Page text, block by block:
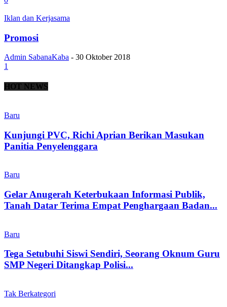
Iklan dan Kerjasama
Promosi
Admin SabanaKaba - 30 Oktober 2018
1
HOT NEWS
Baru
Kunjungi PVC, Richi Aprian Berikan Masukan
Panitia Penyelenggara
Baru
Gelar Anugerah Keterbukaan Informasi Publik,
Tanah Datar Terima Empat Penghargaan Badan...
Baru
Tega Setubuhi Siswi Sendiri, Seorang Oknum Guru
SMP Negeri Ditangkap Polisi...
Tak Berkategori